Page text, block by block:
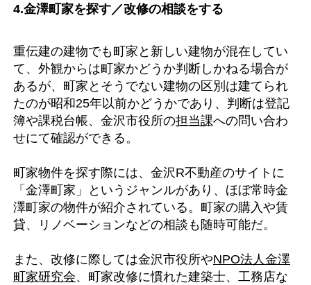
4.金澤町家を探す／改修の相談をする
重伝建の建物でも町家と新しい建物が混在してい
て、外観からは町家かどうか判断しかねる場合が
あるが、町家とそうでない建物の区別は建てられ
たのが昭和25年以前かどうかであり、判断は登記
簿や課税台帳、金沢市役所の担当課への問い合わ
せにて確認ができる。
町家物件を探す際には、金沢R不動産のサイトに
「金澤町家」というジャンルがあり、ほぼ常時金
澤町家の物件が紹介されている。町家の購入や賃
貸、リノベーションなどの相談も随時可能だ。
また、改修に際しては金沢市役所やNPO法人金澤
町家研究会、町家改修に慣れた建築士、工務店な